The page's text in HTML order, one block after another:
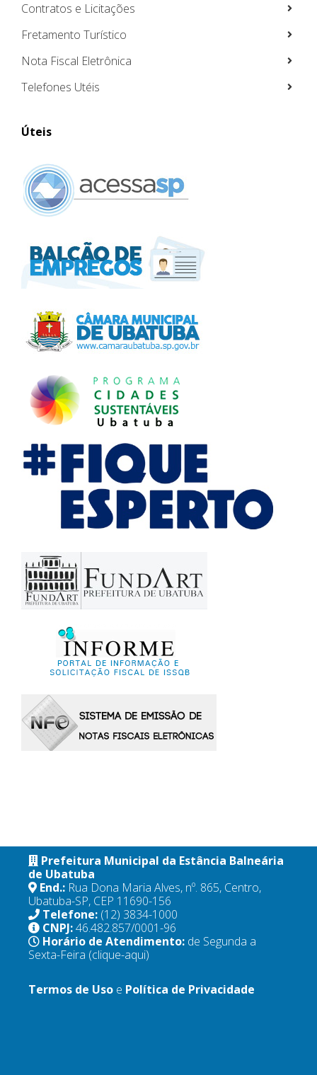
Contratos e Licitações
Fretamento Turístico
Nota Fiscal Eletrônica
Telefones Utéis
Úteis
Prefeitura Municipal da Estância Balneária
de Ubatuba
End.: Rua Dona Maria Alves, nº. 865, Centro,
Ubatuba-SP, CEP 11690-156
Telefone: (12) 3834-1000
CNPJ:46.482.857/0001-96
Horário de Atendimento: de Segunda a
Sexta-Feira (clique-aqui)
Termos de Uso e Política de Privacidade